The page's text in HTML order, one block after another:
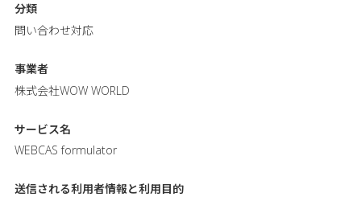
分類
問い合わせ対応
事業者
株式会社WOW WORLD
サービス名
WEBCAS formulator
送信される利用者情報と利用目的